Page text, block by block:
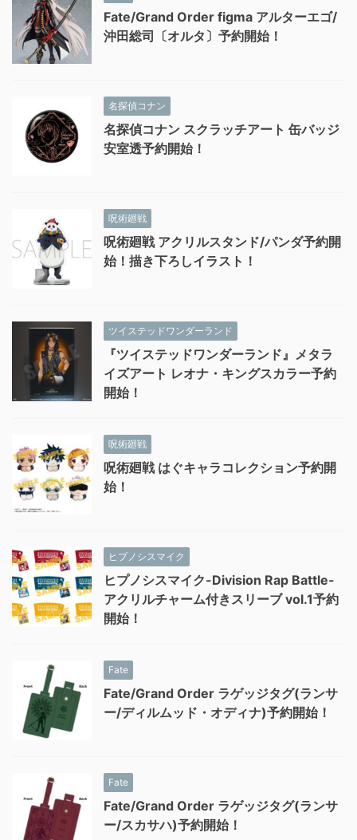
Fate/Grand Order figma アルターエゴ/
沖田総司〔オルタ〕予約開始！
名探偵コナン
名探偵コナン スクラッチアート 缶バッジ
安室透予約開始！
呪術廻戦
呪術廻戦 アクリルスタンド/パンダ予約開
始！描き下ろしイラスト！
ツイステッドワンダーランド
『ツイステッドワンダーランド』メタラ
イズアート レオナ・キングスカラー予約
開始！
呪術廻戦
呪術廻戦 はぐキャラコレクション予約開
始！
ヒプノシスマイク
ヒプノシスマイク-Division Rap Battle-
アクリルチャーム付きスリーブ vol.1予約
開始！
Fate
Fate/Grand Order ラゲッジタグ(ランサ
ー/ディルムッド・オディナ)予約開始！
Fate
Fate/Grand Order ラゲッジタグ(ランサ
ー/スカサハ)予約開始！